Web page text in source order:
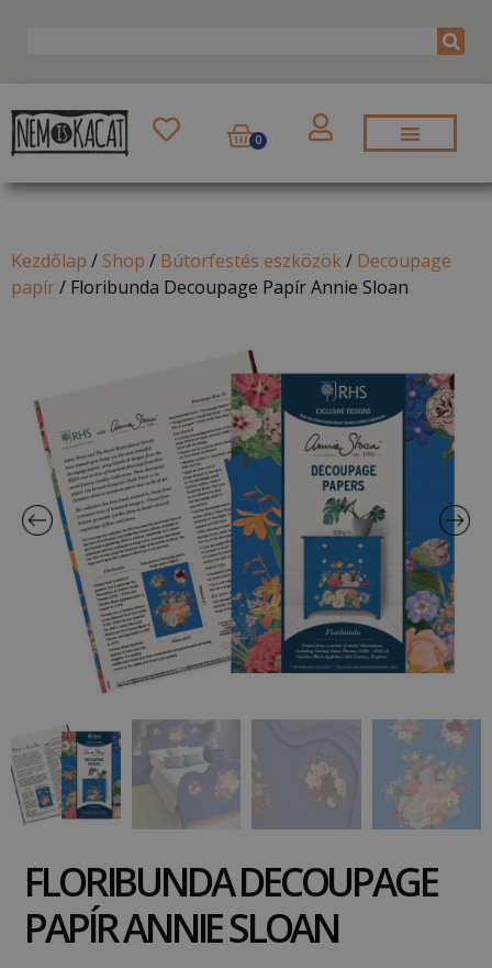
0
Kezdőlap / Shop / Bútorfestés eszközök/ Decoupage
papír/ Floribunda Decoupage Papír Annie Sloan
FLORIBUNDA DECOUPAGE
PAPÍR ANNIE SLOAN